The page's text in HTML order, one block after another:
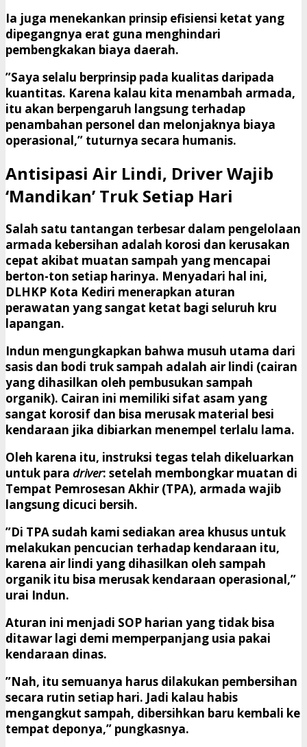
​Ia juga menekankan prinsip efisiensi ketat yang
dipegangnya erat guna menghindari
pembengkakan biaya daerah.
​”Saya selalu berprinsip pada kualitas daripada
kuantitas. Karena kalau kita menambah armada,
itu akan berpengaruh langsung terhadap
penambahan personel dan melonjaknya biaya
operasional,” tuturnya secara humanis.
​Antisipasi Air Lindi, Driver Wajib
‘Mandikan’ Truk Setiap Hari
​Salah satu tantangan terbesar dalam pengelolaan
armada kebersihan adalah korosi dan kerusakan
cepat akibat muatan sampah yang mencapai
berton-ton setiap harinya. Menyadari hal ini,
DLHKP Kota Kediri menerapkan aturan
perawatan yang sangat ketat bagi seluruh kru
lapangan.
​Indun mengungkapkan bahwa musuh utama dari
sasis dan bodi truk sampah adalah air lindi (cairan
yang dihasilkan oleh pembusukan sampah
organik). Cairan ini memiliki sifat asam yang
sangat korosif dan bisa merusak material besi
kendaraan jika dibiarkan menempel terlalu lama.
​Oleh karena itu, instruksi tegas telah dikeluarkan
untuk para driver: setelah membongkar muatan di
Tempat Pemrosesan Akhir (TPA), armada wajib
langsung dicuci bersih.
​”Di TPA sudah kami sediakan area khusus untuk
melakukan pencucian terhadap kendaraan itu,
karena air lindi yang dihasilkan oleh sampah
organik itu bisa merusak kendaraan operasional,”
urai Indun.
​Aturan ini menjadi SOP harian yang tidak bisa
ditawar lagi demi memperpanjang usia pakai
kendaraan dinas.
​”Nah, itu semuanya harus dilakukan pembersihan
secara rutin setiap hari. Jadi kalau habis
mengangkut sampah, dibersihkan baru kembali ke
tempat deponya,” pungkasnya.